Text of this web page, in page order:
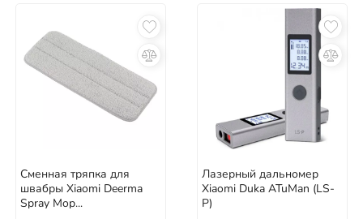
Сменная тряпка для
швабры Xiaomi Deerma
Spray Mop...
Лазерный дальномер
Xiaomi Duka ATuMan (LS-
P)